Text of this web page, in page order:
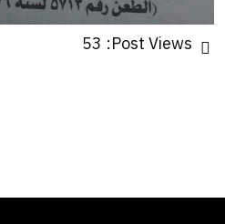
Post Views:
53